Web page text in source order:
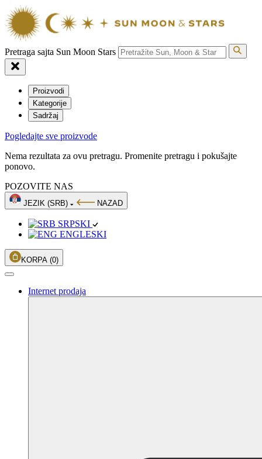
Pretraga sajta Sun Moon Stars
Proizvodi
Kategorije
Sadržaj
Pogledajte sve proizvode
Nema rezultata za ovu pretragu. Promenite pretragu i pokušajte
ponovo.
POZOVITE NAS
JEZIK (SRB) NAZAD
SRPSKI
ENGLESKI
KORPA (0)
Internet prodaja